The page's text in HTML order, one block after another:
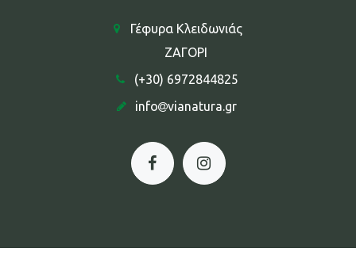
Γέφυρα Κλειδωνιάς
ΖΑΓΟΡΙ
(+30) 6972844825
info
vianatura.gr